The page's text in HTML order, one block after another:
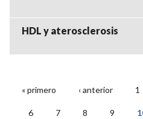
HDL y aterosclerosis
PÁGINAS
« primero ‹ anterior 1
6 7 8 9